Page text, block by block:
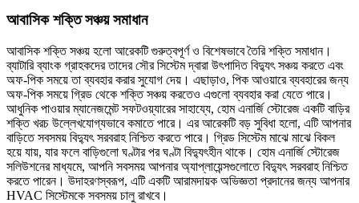
আবাসিক শক্তি সঞ্চয় সমাধান
আবাসিক শক্তি সঞ্চয় হলো আরেকটি গুরুত্বপূর্ণ ও বিশেষভাবে তৈরি শক্তি সমাধান।
ব্যাটারি ব্যাংক গ্রাহকদের তাদের সৌর সিস্টেম দ্বারা উৎপাদিত বিদ্যুৎ সঞ্চয় করতে এবং
অফ-পিক সময়ে তা ব্যবহার করার সুযোগ দেয়। এছাড়াও, পিক আওয়ারে ব্যবহারের জন্য
অফ-পিক সময়ে গ্রিড থেকে শক্তি সঞ্চয় করতেও এগুলো ব্যবহার করা যেতে পারে।
আধুনিক পাওয়ার ম্যানেজমেন্ট সফটওয়্যারের সাহায্যে, হোম এনার্জি স্টোরেজ একটি বাড়ির
শক্তি খরচ উল্লেখযোগ্যভাবে কমাতে পারে। এর আরেকটি বড় সুবিধা হলো, এটি আপনার
বাড়িতে সবসময় বিদ্যুৎ সরবরাহ নিশ্চিত করতে পারে। গ্রিড সিস্টেম মাঝে মাঝে বিকল
হয়ে যায়, যার ফলে বাড়িগুলো ঘণ্টার পর ঘণ্টা বিদ্যুৎহীন থাকে। হোম এনার্জি স্টোরেজ
সলিউশনের মাধ্যমে, আপনি সবসময় আপনার অ্যাপ্লায়েন্সগুলোতে বিদ্যুৎ সরবরাহ নিশ্চিত
করতে পারেন। উদাহরণস্বরূপ, এটি একটি আরামদায়ক অভিজ্ঞতা প্রদানের জন্য আপনার
HVAC সিস্টেমকে সবসময় চালু রাখবে।